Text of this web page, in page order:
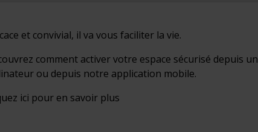
et convivial, il va vous faciliter la vie.
comment activer votre espace sécurisé depuis un
ou depuis notre application mobile.
ici pour en savoir plus